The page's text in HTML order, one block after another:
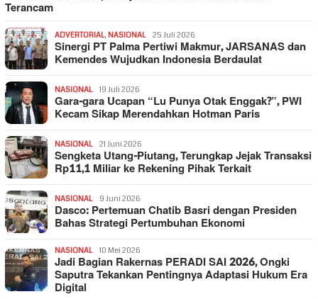
Terancam
ADVERTORIAL, NASIONAL 25 Juli 2026
Sinergi PT Palma Pertiwi Makmur, JARSANAS dan
Kemendes Wujudkan Indonesia Berdaulat
NASIONAL 19 Juli 2026
Gara-gara Ucapan “Lu Punya Otak Enggak?”, PWI
Kecam Sikap Merendahkan Hotman Paris
NASIONAL 21 Juni 2026
Sengketa Utang-Piutang, Terungkap Jejak Transaksi
Rp11,1 Miliar ke Rekening Pihak Terkait
NASIONAL 9 Juni 2026
Dasco: Pertemuan Chatib Basri dengan Presiden
Bahas Strategi Pertumbuhan Ekonomi
NASIONAL 10 Mei 2026
Jadi Bagian Rakernas PERADI SAI 2026, Ongki
Saputra Tekankan Pentingnya Adaptasi Hukum Era
Digital